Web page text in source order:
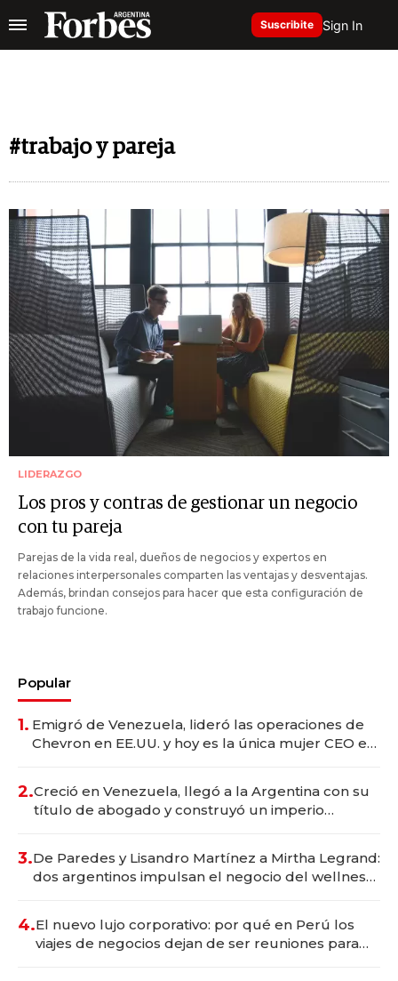
Suscribite Sign In
#trabajo y pareja
LIDERAZGO
Los pros y contras de gestionar un negocio
con tu pareja
Parejas de la vida real, dueños de negocios y expertos en
relaciones interpersonales comparten las ventajas y desventajas.
Además, brindan consejos para hacer que esta configuración de
trabajo funcione.
Popular
1. Emigró de Venezuela, lideró las operaciones de
Chevron en EE.UU. y hoy es la única mujer CEO en
2.Creció en Venezuela, llegó a la Argentina con su
título de abogado y construyó un imperio
3.De Paredes y Lisandro Martínez a Mirtha Legrand:
dos argentinos impulsan el negocio del wellness
4.El nuevo lujo corporativo: por qué en Perú los
viajes de negocios dejan de ser reuniones para